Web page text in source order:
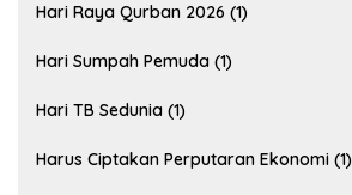
Hari Raya Qurban 2026 (1)
Hari Sumpah Pemuda (1)
Hari TB Sedunia (1)
Harus Ciptakan Perputaran Ekonomi (1)